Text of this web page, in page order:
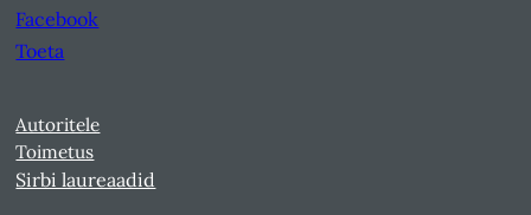
Facebook
Toeta
Autoritele
Toimetus
Sirbi laureaadid